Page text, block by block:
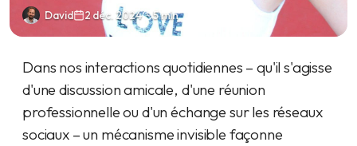
David 2 déc. 2024 5 min
Dans nos interactions quotidiennes – qu'il s'agisse
d'une discussion amicale, d'une réunion
professionnelle ou d'un échange sur les réseaux
sociaux – un mécanisme invisible façonne